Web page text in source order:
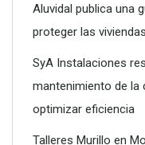
Aluvidal publica una
proteger las
SyA Instalaciones
mantenimiento de la
optimizar eficiencia
Talleres Murillo en